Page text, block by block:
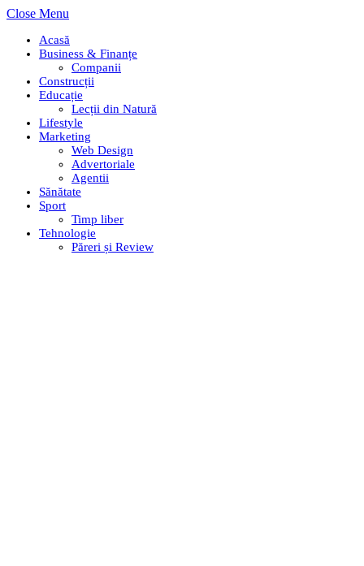
Close Menu
Acasă
Business & Finanțe
Companii
Construcții
Educație
Lecții din Natură
Lifestyle
Marketing
Web Design
Advertoriale
Agentii
Sănătate
Sport
Timp liber
Tehnologie
Păreri și Review